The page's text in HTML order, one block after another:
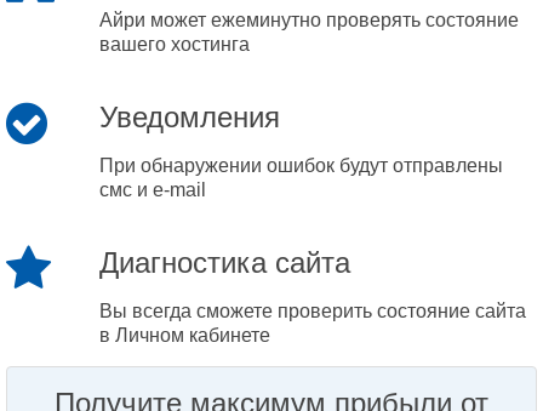
Айри может ежеминутно проверять состояние
вашего хостинга
Уведомления
При обнаружении ошибок будут отправлены
смс и e-mail
Диагностика сайта
Вы всегда сможете проверить состояние сайта
в Личном кабинете
Получите максимум прибыли от